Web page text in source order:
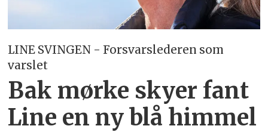
LINE SVINGEN - Forsvarslederen som
varslet
Bak mørke skyer fant
Line en ny blå himmel